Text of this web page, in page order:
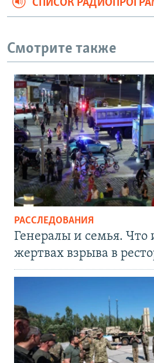
СПИСОК
Смотрите также
РАССЛЕДОВАНИЯ
Генералы и семья. Что
жертвах взрыва в